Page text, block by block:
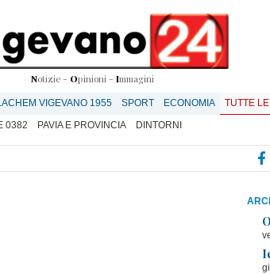
Notizie - Opinioni - Immagini
VIGEVANO 1955 SPORT ECONOMIA
TUTTE
0382 PAVIA E PROVINCIA DINTORNI